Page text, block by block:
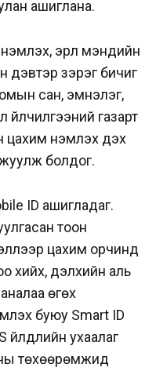
ашиглана.
эрүүл мэндийн
дэвтэр зэрэг бичиг
сан, эмнэлэг,
үйлчилгээний газарт
үнэмлэх дэх
болдог.
ID ашигладаг.
тоон
цахим орчинд
хийх, дэлхийн аль
өгөх
буюу Smart ID
үйлдлийн ухаалаг
төхөөрөмжид